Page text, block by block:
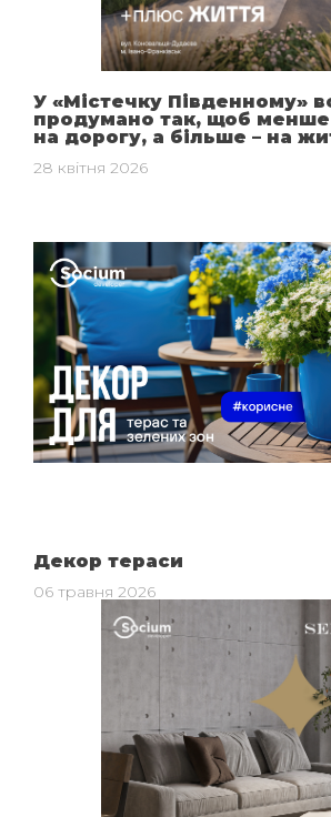
У «Містечку Південному»
продумано так, щоб
на дорогу, а більше – на
28 квітня 2026
Декор тераси
06 травня 2026